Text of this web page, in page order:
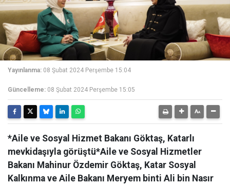
Yayınlanma: 08 Şubat 2024 Perşembe 15:04
Güncelleme: 08 Şubat 2024 Perşembe 15:05
*Aile ve Sosyal Hizmet Bakanı Göktaş, Katarlı
mevkidaşıyla görüştü*Aile ve Sosyal Hizmetler
Bakanı Mahinur Özdemir Göktaş, Katar Sosyal
Kalkınma ve Aile Bakanı Meryem binti Ali bin Nasır